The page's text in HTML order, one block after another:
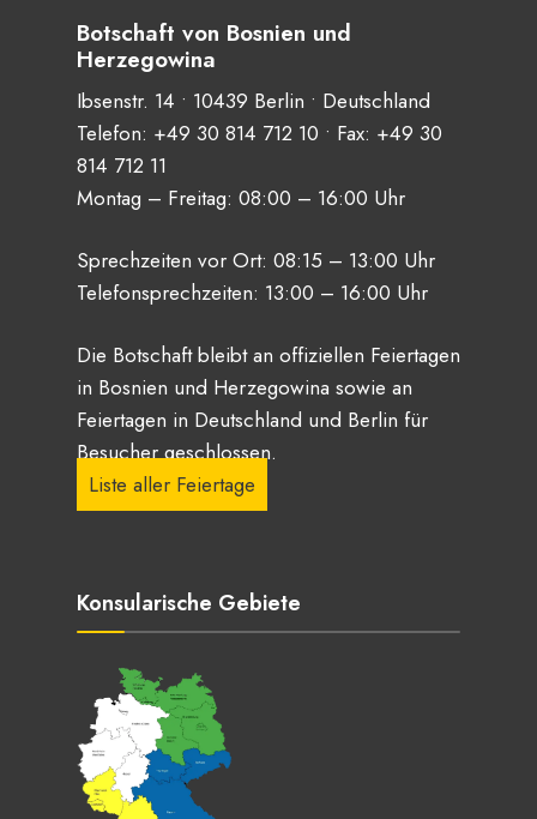
Botschaft von Bosnien und
Herzegowina
Ibsenstr. 14 • 10439 Berlin • Deutschland
Telefon: +49 30 814 712 10 • Fax: +49 30
814 712 11
Montag – Freitag: 08:00 – 16:00 Uhr
Sprechzeiten vor Ort: 08:15 – 13:00 Uhr
Telefonsprechzeiten: 13:00 – 16:00 Uhr
Die Botschaft bleibt an offiziellen Feiertagen
in Bosnien und Herzegowina sowie an
Feiertagen in Deutschland und Berlin für
Besucher geschlossen.
Liste aller Feiertage
Konsularische Gebiete